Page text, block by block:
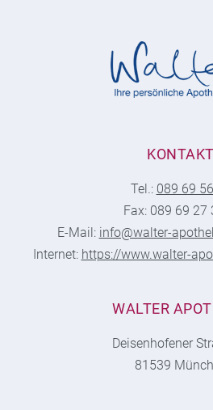
KONTAKT
Tel.: 089 69
Fax: 089 69 27
E-Mail: info@walter-
Internet: https://www.walter-
WALTER
Deisenhofener
81539